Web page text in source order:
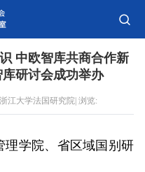
中欧智库共商合作新
研讨会成功举办
江大学法国研究院| 浏览:
理学院、省区域国别研